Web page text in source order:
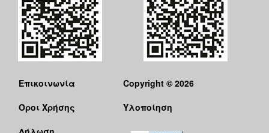
Επικοινωνία
Όροι Χρήσης
Copyright © 2026
Υλοποίηση